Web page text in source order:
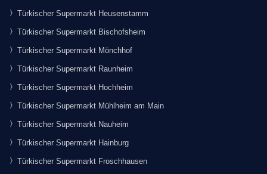
Türkischer Supermarkt Heusenstamm
Türkischer Supermarkt Bischofsheim
Türkischer Supermarkt Mönchhof
Türkischer Supermarkt Raunheim
Türkischer Supermarkt Hochheim
Türkischer Supermarkt Mühlheim am Main
Türkischer Supermarkt Nauheim
Türkischer Supermarkt Hainburg
Türkischer Supermarkt Froschhausen